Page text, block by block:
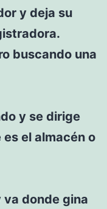
y deja su
buscando una
y se dirige
el almacén o
donde gina